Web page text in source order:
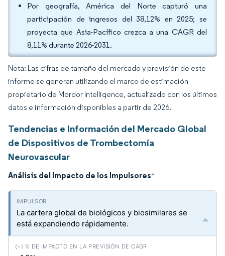
Por geografía, América del Norte capturó una
participación de ingresos del 38,12% en 2025; se
proyecta que Asia-Pacífico crezca a una CAGR del
8,11% durante 2026-2031.
Nota: Las cifras de tamaño del mercado y previsión de este
informe se generan utilizando el marco de estimación
propietario de Mordor Intelligence, actualizado con los últimos
datos e información disponibles a partir de 2026.
Tendencias e Información del Mercado Global
de Dispositivos de Trombectomía
Neurovascular
Análisis del Impacto de los Impulsores*
La cartera global de biológicos y biosimilares se
está expandiendo rápidamente.